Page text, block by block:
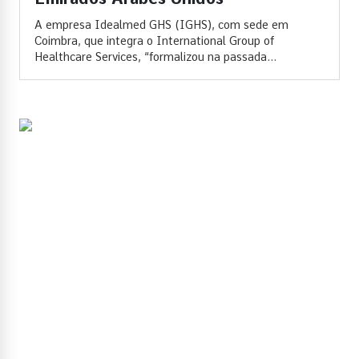
A empresa Idealmed GHS (IGHS), com sede em
Coimbra, que integra o International Group of
Healthcare Services, “formalizou na passada...